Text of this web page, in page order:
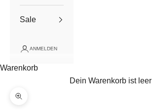
Sale
ANMELDEN
Warenkorb
Dein Warenkorb ist leer
Bild vergrößern